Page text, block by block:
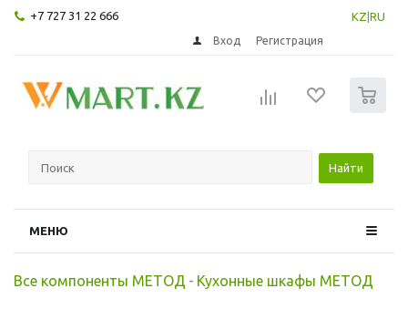
+7 727 31 22 666 KZ RU
Вход Регистрация
Найти
МЕНЮ
Все компоненты МЕТОД - Кухонные шкафы МЕТОД